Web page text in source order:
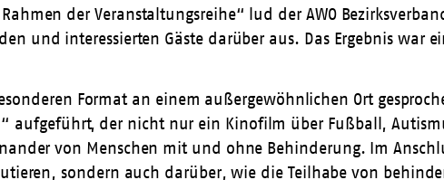
der Veranstaltungsreihe“ lud der AWO
und interessierten Gäste darüber aus. Das Ergebnis war
Format an einem außergewöhnlichen Ort
aufgeführt, der nicht nur ein Kinofilm über Fußball,
von Menschen mit und ohne Behinderung. Im
sondern auch darüber, wie die Teilhabe von